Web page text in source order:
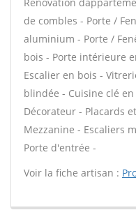
de combles - Porte /
aluminium - Porte /
bois - Porte intérieure
Escalier en bois -
blindée - Cuisine clé
Décorateur - Placards
Mezzanine - Escaliers
Porte d'entrée -
Voir la fiche artisan :